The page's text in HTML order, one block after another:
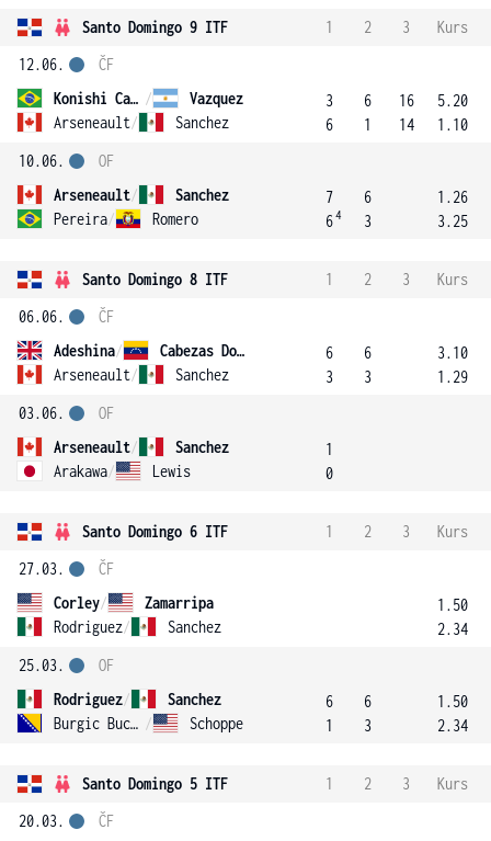
Santo Domingo 9 ITF 1 2 3
Kurs
12.06.
Konishi Camargo Silva /
Vazquez
Arseneault/ Sanchez
ČF
3
6
6
1
16
14
5.20
1.10
10.06.
Arseneault/
Sanchez
Pereira/ Romero
OF
7
64
6
3
1.26
3.25
Santo Domingo 8 ITF 1 2 3
Kurs
06.06.
Adeshina/
Cabezas Dominguez
Arseneault/ Sanchez
ČF
6
3
6
3
3.10
1.29
03.06.
Arseneault/
Sanchez
Arakawa/ Lewis
OF
1
0
Santo Domingo 6 ITF 1 2 3
Kurs
27.03.
Corley/
Zamarripa
Rodriguez/ Sanchez
ČF
1.50
2.34
25.03.
Rodriguez/
Sanchez
Burgic Bucko / Schoppe
OF
6
1
6
3
1.50
2.34
Santo Domingo 5 ITF 1 2 3
Kurs
20.03.
ČF